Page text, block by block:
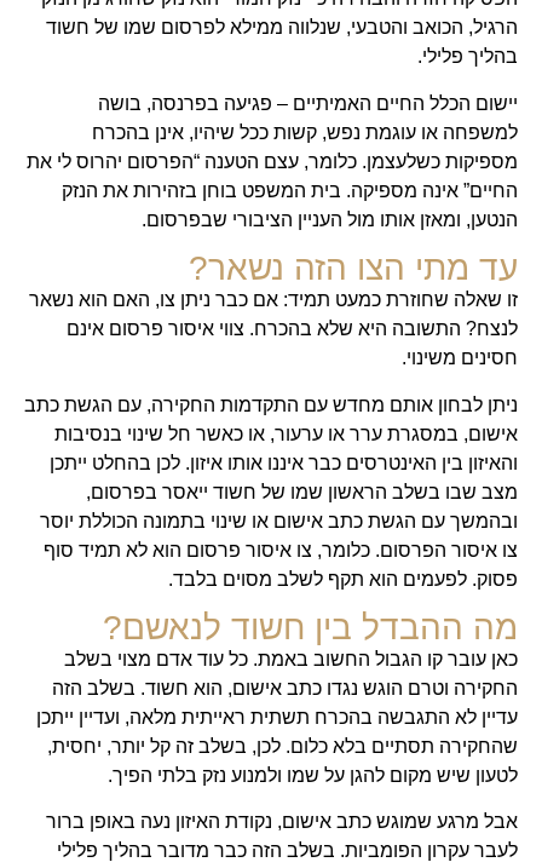
הרגיל, הכואב והטבעי, שנלווה ממילא לפרסום שמו של חשוד
בהליך פלילי.
יישום הכלל החיים האמיתיים – פגיעה בפרנסה, בושה
למשפחה או עוגמת נפש, קשות ככל שיהיו, אינן בהכרח
מספיקות כשלעצמן. כלומר, עצם הטענה “הפרסום יהרוס לי את
החיים” אינה מספיקה. בית המשפט בוחן בזהירות את הנזק
הנטען, ומאזן אותו מול העניין הציבורי שבפרסום.
עד מתי הצו הזה נשאר?
זו שאלה שחוזרת כמעט תמיד: אם כבר ניתן צו, האם הוא נשאר
לנצח? התשובה היא שלא בהכרח. צווי איסור פרסום אינם
חסינים משינוי.
ניתן לבחון אותם מחדש עם התקדמות החקירה, עם הגשת כתב
אישום, במסגרת ערר או ערעור, או כאשר חל שינוי בנסיבות
והאיזון בין האינטרסים כבר איננו אותו איזון. לכן בהחלט ייתכן
מצב שבו בשלב הראשון שמו של חשוד ייאסר בפרסום,
ובהמשך עם הגשת כתב אישום או שינוי בתמונה הכוללת יוסר
צו איסור הפרסום. כלומר, צו איסור פרסום הוא לא תמיד סוף
פסוק. לפעמים הוא תקף לשלב מסוים בלבד.
מה ההבדל בין חשוד לנאשם?
כאן עובר קו הגבול החשוב באמת. כל עוד אדם מצוי בשלב
החקירה וטרם הוגש נגדו כתב אישום, הוא חשוד. בשלב הזה
עדיין לא התגבשה בהכרח תשתית ראייתית מלאה, ועדיין ייתכן
שהחקירה תסתיים בלא כלום. לכן, בשלב זה קל יותר, יחסית,
לטעון שיש מקום להגן על שמו ולמנוע נזק בלתי הפיך.
אבל מרגע שמוגש כתב אישום, נקודת האיזון נעה באופן ברור
לעבר עקרון הפומביות. בשלב הזה כבר מדובר בהליך פלילי